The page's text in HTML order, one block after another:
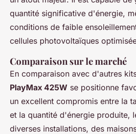
quantité significative d'énergie,
conditions de faible
cellules photovoltaïques
Comparaison sur le marché
En comparaison avec d'autres
PlayMax 425W se positionne
un excellent compromis entre la
et la quantité d'énergie produite,
diverses installations, des